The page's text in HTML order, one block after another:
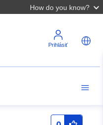
How do you know?
Prihlásiť